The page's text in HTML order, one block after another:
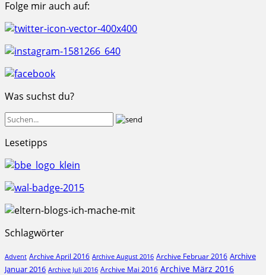
Folge mir auch auf:
Was suchst du?
Lesetipps
Schlagwörter
Advent Archive April 2016 Archive August 2016 Archive Februar 2016 Archive
Januar 2016 Archive Juli 2016 Archive Mai 2016 Archive März 2016